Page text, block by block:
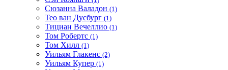
Сюзанна Валадон (1)
Тео ван Дусбург (1)
Тициан Вечеллио (1)
Том Робертс (1)
Том Хилл (1)
Уильям Глакенс (2)
Уильям Купер (1)